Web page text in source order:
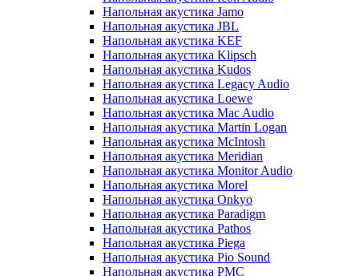
Напольная акустика Jamo
Напольная акустика JBL
Напольная акустика KEF
Напольная акустика Klipsch
Напольная акустика Kudos
Напольная акустика Legacy Audio
Напольная акустика Loewe
Напольная акустика Mac Audio
Напольная акустика Martin Logan
Напольная акустика McIntosh
Напольная акустика Meridian
Напольная акустика Monitor Audio
Напольная акустика Morel
Напольная акустика Onkyo
Напольная акустика Paradigm
Напольная акустика Pathos
Напольная акустика Piega
Напольная акустика Pio Sound
Напольная акустика PMC